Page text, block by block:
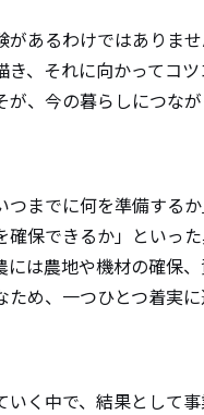
があるわけではありま
き、それに向かってコ
が、今の暮らしにつな
つまでに何を準備する
確保できるか」といっ
には農地や機材の確保
ため、一つひとつ着実
いく中で、結果として